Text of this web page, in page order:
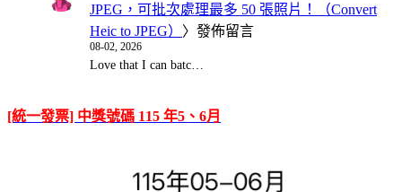
JPEG，可批次處理最多 50 張照片！（Convert
Heic to JPEG） 〉發佈留言
08-02, 2026
Love that I can batc…
[統一發票] 中獎號碼 115 年5、6月